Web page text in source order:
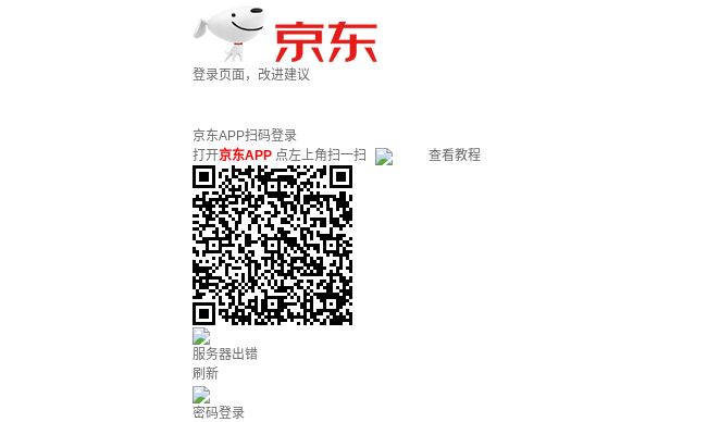
登录页面，改进建议
京东APP扫码登录
打开京东APP 点左上角扫一扫 查看教程
服务器出错
刷新
密码登录